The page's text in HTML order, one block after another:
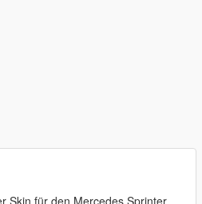
Skin für den Mercedes Sprinter